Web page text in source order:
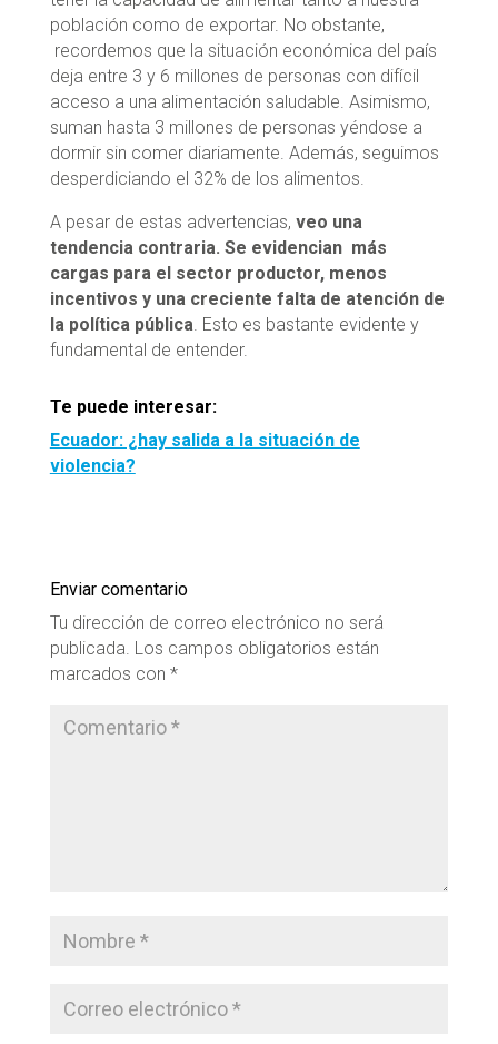
población como de exportar. No obstante,
recordemos que la situación económica del país
deja entre 3 y 6 millones de personas con difícil
acceso a una alimentación saludable. Asimismo,
suman hasta 3 millones de personas yéndose a
dormir sin comer diariamente. Además, seguimos
desperdiciando el 32% de los alimentos.
A pesar de estas advertencias, veo una
tendencia contraria. Se evidencian más
cargas para el sector productor, menos
incentivos y una creciente falta de atención de
la política pública. Esto es bastante evidente y
fundamental de entender.
Te puede interesar:
Ecuador: ¿hay salida a la situación de
violencia?
Enviar comentario
Tu dirección de correo electrónico no será
publicada. Los campos obligatorios están
marcados con *